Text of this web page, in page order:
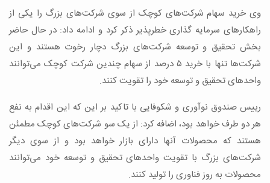
وی خرید سهام شرکت‌های کوچک از سوی شرکت‌های بزرگ را یکی از
راهکارهای سرمایه گذاری خطرپذیر ذکر کرد و ادامه داد: در حال حاضر
بخش تحقیق و توسعه شرکت‌های بزرگ دچار رخوت هستند و این
شرکت‌ها تنها با خرید ۵ درصد از سهام چندین شرکت‌ کوچک می‌توانند
واحدهای تحقیق و توسعه خود را تقویت کنند.
رییس صندوق نوآوری و شکوفایی با تاکید بر این که این اقدام به نفع
هر دو طرف خواهد بود، اضافه کرد: از یک سو شرکت‌های کوچک مطمئن
هستند که محصولات آنها دارای بازار خواهد بود و از سوی دیگر
شرکت‌های بزرگ با تقویت واحدهای تحقیق و توسعه خود می‌توانند
محصولات به روز فناوری را تولید کنند.